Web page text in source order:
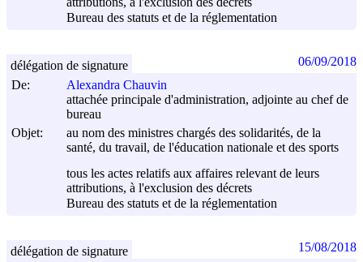
Bureau des statuts et de la réglementation
De:
Alexandra Chauvin
attachée principale d'administration, adjointe au chef de
bureau
Objet:
au nom des ministres chargés des solidarités, de la
santé, du travail, de l'éducation nationale et des sports
tous les actes relatifs aux affaires relevant de leurs
attributions, à l'exclusion des décrets
Bureau des statuts et de la réglementation
délégation de signature 06/09/2018
délégation de signature 15/08/2018